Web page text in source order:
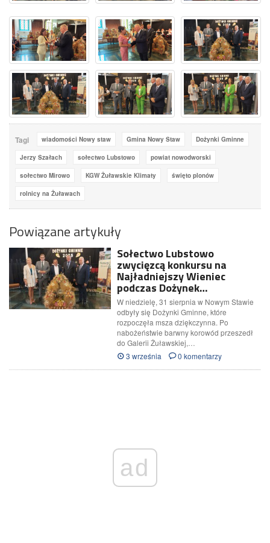
Tagi wiadomości Nowy staw Gmina Nowy Staw Dożynki Gminne
Jerzy Szałach sołectwo Lubstowo powiat nowodworski
sołectwo Mirowo KGW Żuławskie Klimaty święto plonów
rolnicy na Żuławach
Powiązane artykuły
Sołectwo Lubstowo
zwycięzcą konkursu na
Najładniejszy Wieniec
podczas Dożynek…
W niedzielę, 31 sierpnia w Nowym Stawie
odbyły się Dożynki Gminne, które
rozpoczęła msza dziękczynna. Po
nabożeństwie barwny korowód przeszedł
do Galerii Żuławskiej,…
3 września
0 komentarzy
ad